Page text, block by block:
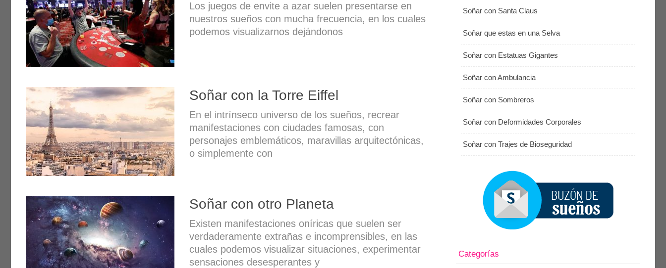
Los juegos de envite a azar suelen presentarse en
nuestros sueños con mucha frecuencia, en los cuales
podemos visualizarnos dejándonos
Soñar con la Torre Eiffel
En el intrínseco universo de los sueños, recrear
manifestaciones con ciudades famosas, con
personajes emblemáticos, maravillas arquitectónicas,
o simplemente con
Soñar con otro Planeta
Existen manifestaciones oníricas que suelen ser
verdaderamente extrañas e incomprensibles, en las
cuales podemos visualizar situaciones, experimentar
sensaciones desesperantes y
Soñar con Santa Claus
Soñar que estas en una Selva
Soñar con Estatuas Gigantes
Soñar con Ambulancia
Soñar con Sombreros
Soñar con Deformidades Corporales
Soñar con Trajes de Bioseguridad
Categorías